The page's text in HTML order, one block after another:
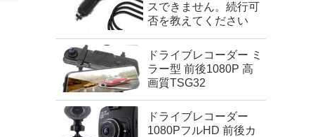
スできません。続行可
否を教えてください
ドライブレコーダー ミ
ラー型 前後1080P 高
画質TSG32
ドライブレコーダー
1080PフルHD 前後カ